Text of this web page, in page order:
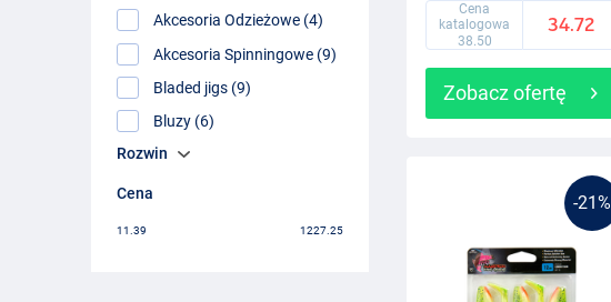
Akcesoria Odzieżowe (4)
Akcesoria Spinningowe (9)
Bladed jigs (9)
Bluzy (6)
Rozwin
Cena
11.39 1227.25
Cena
katalogowa
38.50
34.72
Zobacz ofertę
-21%